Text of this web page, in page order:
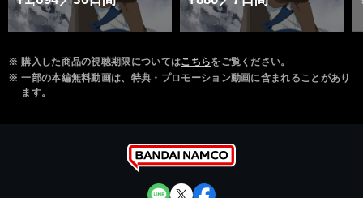
※ 購入した商品の視聴期限についてはこちらをご覧ください。
※ 一部の本編無料動画は、特典・プロモーション動画に含まれることがあり
ます。